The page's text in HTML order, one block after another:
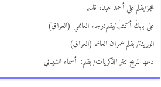
عجز/بقلم:علي أحمد عبده قاسم
على بابكَ أكتبْ/بقلم:رجاء الغانمي (العراق)
الوريثة/ بقلم:عمران الغانم (العراق)
دعها للريح تنثر الذكريات/ بقلم: أسماء الشيباني